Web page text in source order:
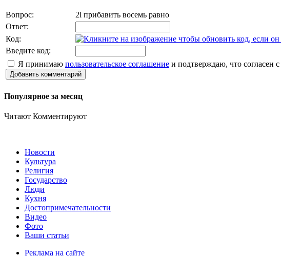
Вопрос:
2l прибавить восемь равно
Ответ:
Код:
Введите код:
Я принимаю пользовательское соглашение и подтверждаю, что согласен с
Добавить комментарий
Популярное за месяц
Читают Комментируют
Новости
Культура
Религия
Государство
Люди
Кухня
Достопримечательности
Видео
Фото
Ваши статьи
Реклама на сайте